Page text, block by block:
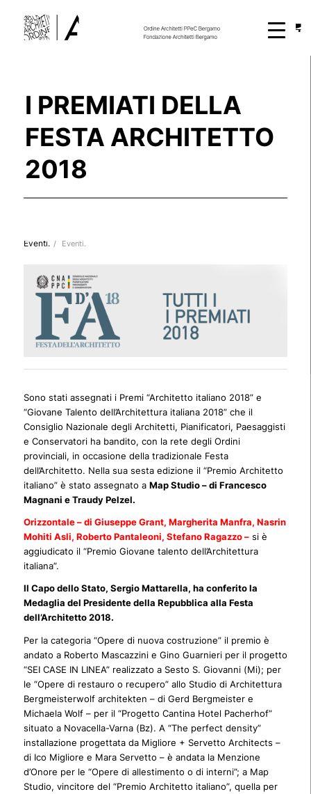
I PREMIATI DELLA
FESTA ARCHITETTO
2018
Eventi. / Eventi.
Sono stati assegnati i Premi “Architetto italiano 2018” e
“Giovane Talento dell’Architettura italiana 2018” che il
Consiglio Nazionale degli Architetti, Pianificatori, Paesaggisti
e Conservatori ha bandito, con la rete degli Ordini
provinciali, in occasione della tradizionale Festa
dell’Architetto. Nella sua sesta edizione il “Premio Architetto
italiano” è stato assegnato a Map Studio – di Francesco
Magnani e Traudy Pelzel.
Orizzontale – di Giuseppe Grant, Margherita Manfra, Nasrin
Mohiti Asli, Roberto Pantaleoni, Stefano Ragazzo –si è
aggiudicato il “Premio Giovane talento dell’Architettura
italiana”.
Il Capo dello Stato, Sergio Mattarella, ha conferito la
Medaglia del Presidente della Repubblica alla Festa
dell’Architetto 2018.
Per la categoria “Opere di nuova costruzione” il premio è
andato a Roberto Mascazzini e Gino Guarnieri per il progetto
“SEI CASE IN LINEA” realizzato a Sesto S. Giovanni (Mi); per
le “Opere di restauro o recupero” allo Studio di Architettura
Bergmeisterwolf architekten – di Gerd Bergmeister e
Michaela Wolf – per il “Progetto Cantina Hotel Pacherhof”
situato a Novacella-Varna (Bz). A “The perfect density”
installazione progettata da Migliore + Servetto Architects –
di Ico Migliore e Mara Servetto – è andata la Menzione
d’Onore per le “Opere di allestimento o di interni”; a Map
Studio, vincitore del “Premio Architetto italiano”, quella per